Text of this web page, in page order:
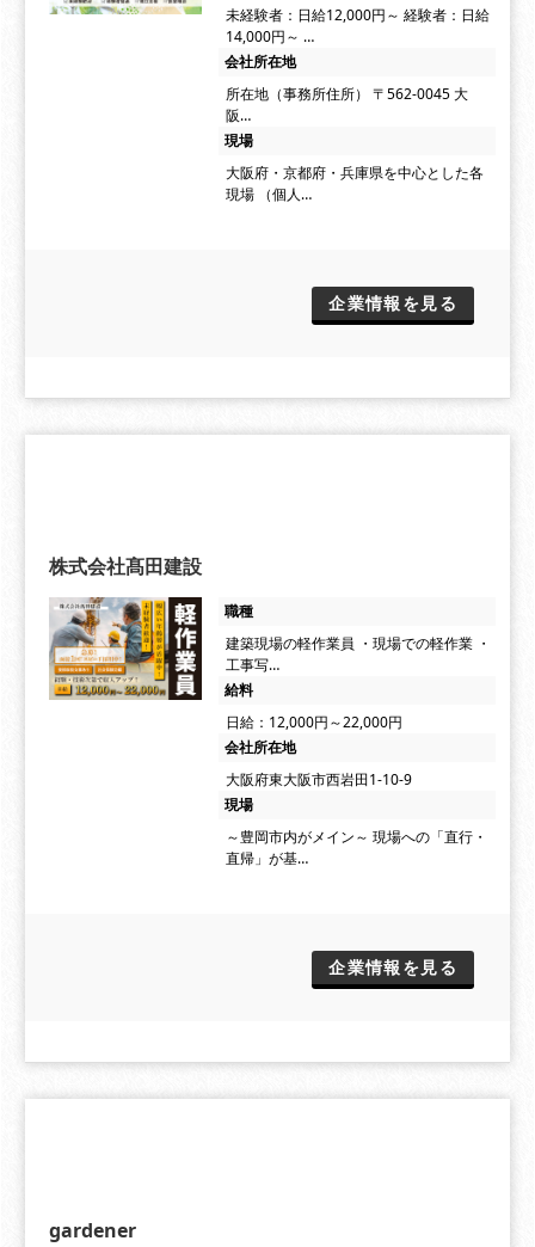
未経験者：日給12,000円～ 経験者：日給
14,000円～ …
会社所在地
所在地（事務所住所） 〒562-0045 大
阪…
現場
大阪府・京都府・兵庫県を中心とした各
現場 （個人…
企業情報を見る
株式会社髙田建設
職種
建築現場の軽作業員 ・現場での軽作業 ・
工事写…
給料
日給：12,000円～22,000円
会社所在地
大阪府東大阪市西岩田1-10-9
現場
～豊岡市内がメイン～ 現場への「直行・
直帰」が基…
企業情報を見る
gardener